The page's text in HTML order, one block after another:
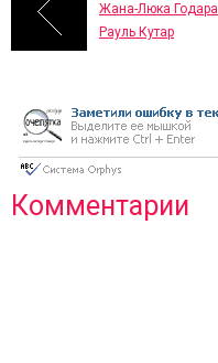
Жана-Люка Годара
Рауль Кутар
Комментарии